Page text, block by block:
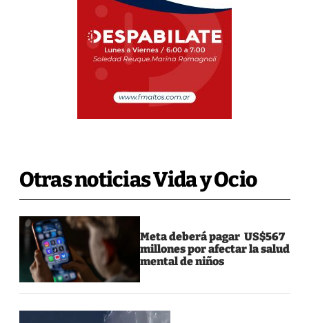
Otras noticias Vida y Ocio
Meta deberá pagar US$567
millones por afectar la salud
mental de niños